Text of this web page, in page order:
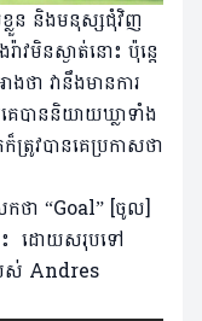
ល់ខ្លួន និងមនុស្សជុំវិញ
វមិនស្ងាត់នោះ ប៉ុន្តេ
ថា វានឹងមានការ
េបាននិយាយឃ្លាទាំង
រូវបានគេប្រកាសថា
កថា “Goal” [ចូល]
ះ ដោយសរុបទៅ
ស់ Andres